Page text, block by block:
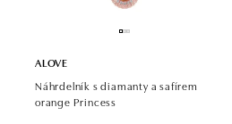
ALOVE
Náhrdelník s diamanty a safírem
orange Princess